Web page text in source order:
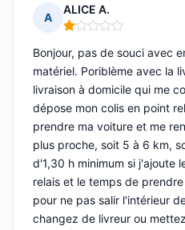
A
ALICE A.
Note : 1 sur 5
Bonjour, pas de souci avec
matériel. Poriblème avec la
livraison à domicile qui me
dépose mon colis en point
prendre ma voiture et me
plus proche, soit 5 à 6 km,
d'1,30 h minimum si j'ajoute
relais et le temps de
pour ne pas salir l'intérieur
changez de livreur ou